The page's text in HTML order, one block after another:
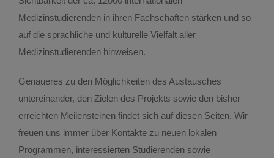
Praktisches Jahr
Regionalvernetzung
Teddybärkrankenhaus
Medizinstudierenden in ihren Fachschaften stärken und so
auf die sprachliche und kulturelle Vielfalt aller
Medizinstudierenden hinweisen.
Genaueres zu den Möglichkeiten des Austausches
untereinander, den Zielen des Projekts sowie den bisher
erreichten Meilensteinen findet sich auf diesen Seiten. Wir
freuen uns immer über Kontakte zu neuen lokalen
Programmen, interessierten Studierenden sowie